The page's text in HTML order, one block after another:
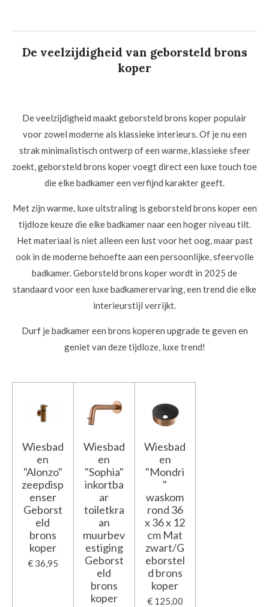
De veelzijdigheid van geborsteld brons
koper
De veelzijdigheid maakt geborsteld brons koper populair
voor zowel moderne als klassieke interieurs. Of je nu een
strak minimalistisch ontwerp of een warme, klassieke sfeer
zoekt, geborsteld brons koper voegt direct een luxe touch toe
die elke badkamer een verfijnd karakter geeft.
Met zijn warme, luxe uitstraling is geborsteld brons koper een
tijdloze keuze die elke badkamer naar een hoger niveau tilt.
Het materiaal is niet alleen een lust voor het oog, maar past
ook in de moderne behoefte aan een persoonlijke, sfeervolle
badkamer. Geborsteld brons koper wordt in 2025 de
standaard voor een luxe badkamerervaring, een trend die elke
interieurstijl verrijkt.
Durf je badkamer een brons koperen upgrade te geven en
geniet van deze tijdloze, luxe trend!
Wiesbad
en
"Alonzo"
zeepdisp
enser
Geborst
eld
brons
koper
€ 36,95
Wiesbad
en
"Sophia"
inkortba
ar
toiletkra
an
muurbev
estiging
Geborst
eld
brons
koper
Wiesbad
en
"Mondri
"
waskom
rond 36
x 36 x 12
cm Mat
zwart/G
eborstel
d brons
koper
€ 125,00